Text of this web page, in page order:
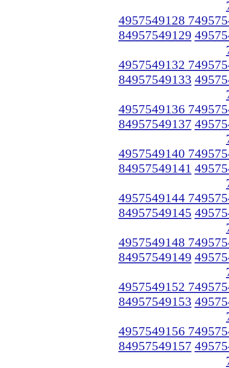
4957549128
84957549129
4957549132
84957549133
4957549136
84957549137
4957549140
84957549141
4957549144
84957549145
4957549148
84957549149
4957549152
84957549153
4957549156
84957549157